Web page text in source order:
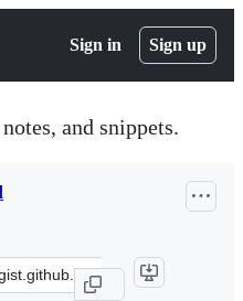
Sign in Sign up
and snippets.